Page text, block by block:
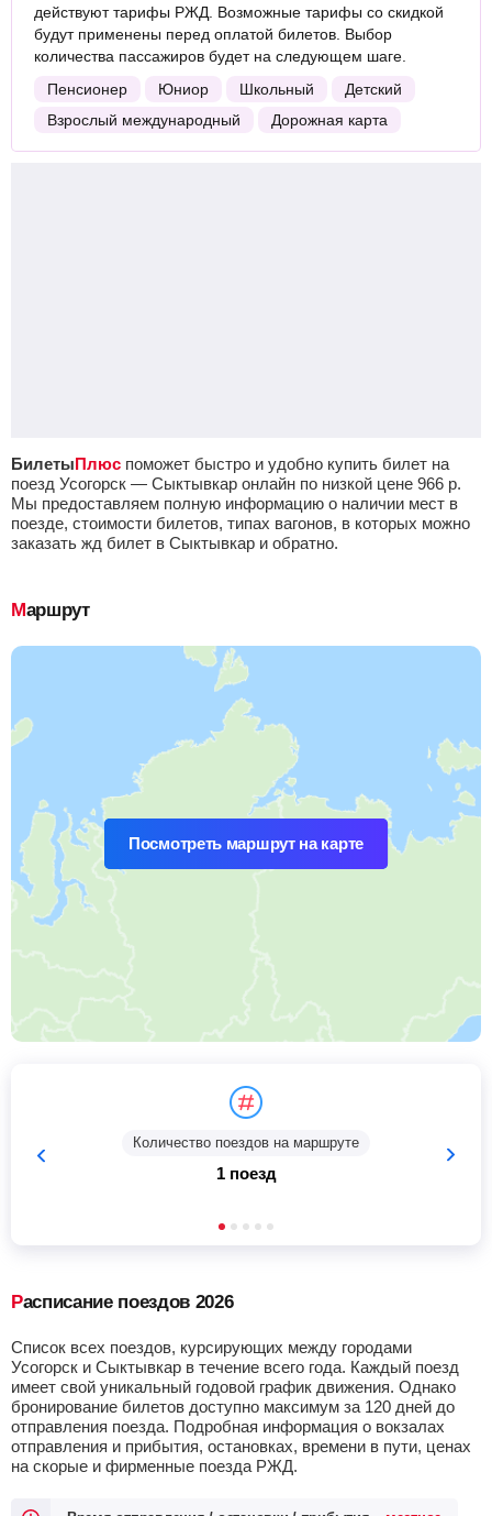
действуют тарифы РЖД. Возможные тарифы со скидкой
будут применены перед оплатой билетов. Выбор
количества пассажиров будет на следующем шаге.
Пенсионер
Юниор Школьный
Детский
Взрослый международный
Дорожная карта
БилетыПлюс поможет быстро и удобно купить билет на
поезд Усогорск — Сыктывкар онлайн по низкой цене 966 р.
Мы предоставляем полную информацию о наличии мест в
поезде, стоимости билетов, типах вагонов, в которых можно
заказать жд билет в Сыктывкар и обратно.
Маршрут
Посмотреть маршрут на карте
Количество поездов на маршруте
1 поезд
Расписание поездов 2026
Список всех поездов, курсирующих между городами
Усогорск и Сыктывкар в течение всего года. Каждый поезд
имеет свой уникальный годовой график движения. Однако
бронирование билетов доступно максимум за 120 дней до
отправления поезда. Подробная информация о вокзалах
отправления и прибытия, остановках, времени в пути, ценах
на скорые и фирменные поезда РЖД.